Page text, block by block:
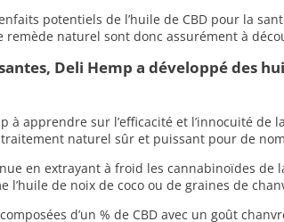
potentiels de l’huile de CBD pour la
naturel sont donc assurément à
Deli Hemp a développé des
à apprendre sur l’efficacité et l’innocuité de
naturel sûr et puissant pour de
en extrayant à froid les cannabinoïdes
l’huile de noix de coco ou de graines de
d’un % de CBD avec un goût